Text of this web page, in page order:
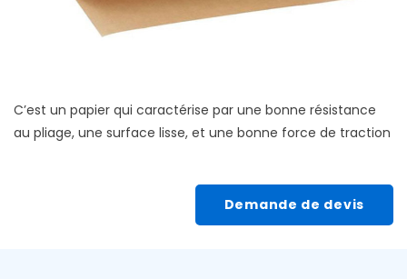
C’est un papier qui caractérise par une bonne résistance
au pliage, une surface lisse, et une bonne force de traction
Demande de devis